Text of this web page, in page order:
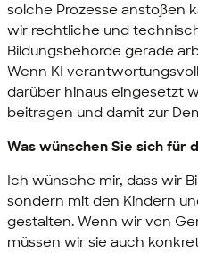
solche Prozesse anstoßen
wir rechtliche und
Bildungsbehörde gerade
Wenn KI
darüber hinaus eingesetzt
beitragen und damit zur
Was wünschen Sie sich für
Ich wünsche mir, dass wir
sondern mit den Kindern
gestalten. Wenn wir von
müssen wir sie auch